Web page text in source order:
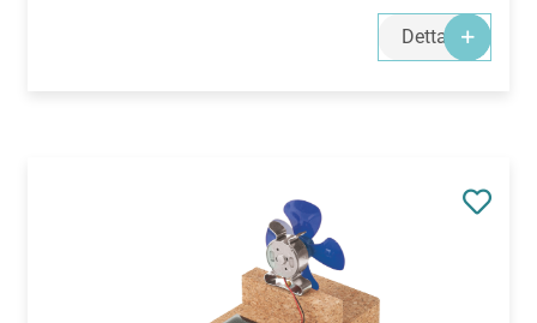
Dettagli